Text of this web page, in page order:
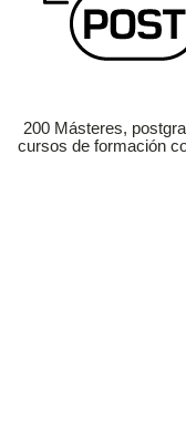
200 Másteres,
cursos de formación